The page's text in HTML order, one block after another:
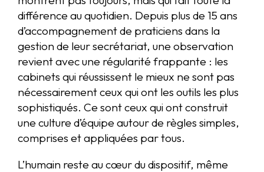
différence au quotidien. Depuis plus de 15 ans
d’accompagnement de praticiens dans la
gestion de leur secrétariat, une observation
revient avec une régularité frappante : les
cabinets qui réussissent le mieux ne sont pas
nécessairement ceux qui ont les outils les plus
sophistiqués. Ce sont ceux qui ont construit
une culture d’équipe autour de règles simples,
comprises et appliquées par tous.
L’humain reste au cœur du dispositif, même